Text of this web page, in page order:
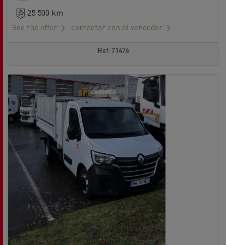
25 500 km
See the offer
contactar con el vendedor
Ref: 71476